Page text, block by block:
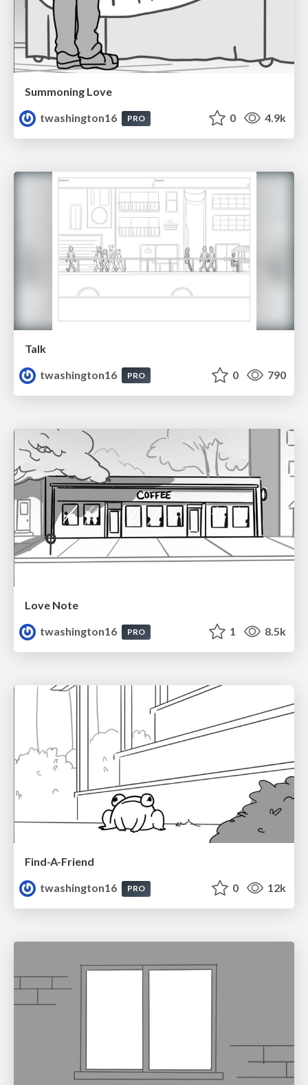
Summoning Love
twashington16
PRO 0 4.9k
Talk
twashington16
PRO 0 790
Love Note
twashington16
PRO 1 8.5k
Find-A-Friend
twashington16
PRO 0 12k